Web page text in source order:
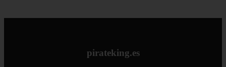
pirateking.es